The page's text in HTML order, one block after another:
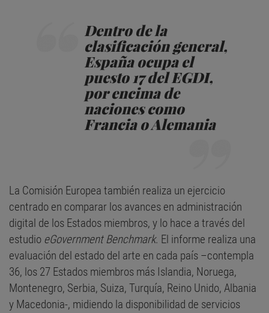
Dentro de la
clasificación general,
España ocupa el
puesto 17 del EGDI,
por encima de
naciones como
Francia o Alemania
La Comisión Europea también realiza un ejercicio
centrado en comparar los avances en administración
digital de los Estados miembros, y lo hace a través del
estudio eGovernment Benchmark. El informe realiza una
evaluación del estado del arte en cada país –contempla
36, los 27 Estados miembros más Islandia, Noruega,
Montenegro, Serbia, Suiza, Turquía, Reino Unido, Albania
y Macedonia-, midiendo la disponibilidad de servicios